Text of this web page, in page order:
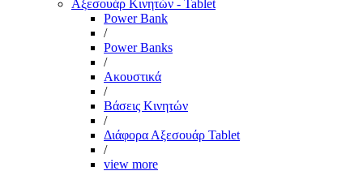
Αξεσουάρ Κινητών - Tablet
Power Bank
/
Power Banks
/
Ακουστικά
/
Βάσεις Κινητών
/
Διάφορα Αξεσουάρ Tablet
/
view more